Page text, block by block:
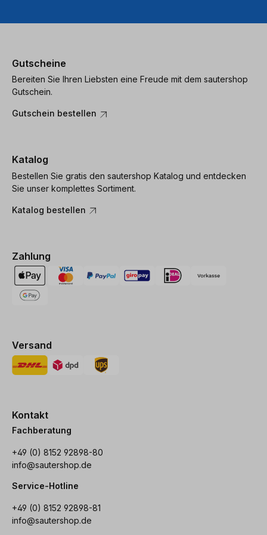
Gutscheine
Bereiten Sie Ihren Liebsten eine Freude mit dem sautershop
Gutschein.
Gutschein bestellen
Katalog
Bestellen Sie gratis den sautershop Katalog und entdecken
Sie unser komplettes Sortiment.
Katalog bestellen
Zahlung
Versand
Kontakt
Fachberatung
+49 (0) 8152 92898-80
info@sautershop.de
Service-Hotline
+49 (0) 8152 92898-81
info@sautershop.de